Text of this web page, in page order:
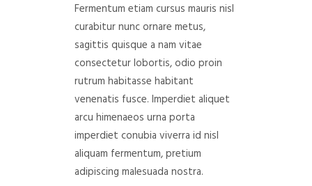
Fermentum etiam cursus mauris nisl
curabitur nunc ornare metus,
sagittis quisque a nam vitae
consectetur lobortis, odio proin
rutrum habitasse habitant
venenatis fusce. Imperdiet aliquet
arcu himenaeos urna porta
imperdiet conubia viverra id nisl
aliquam fermentum, pretium
adipiscing malesuada nostra.